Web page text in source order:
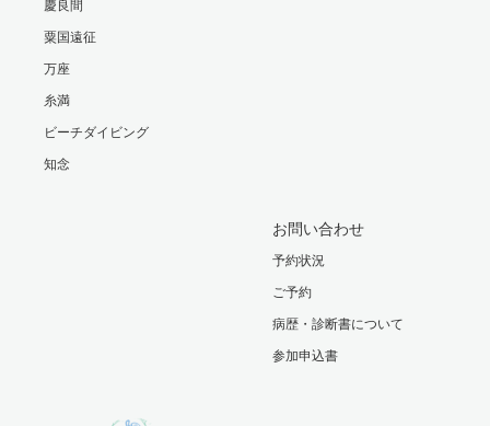
慶良間
粟国遠征
万座
糸満
ビーチダイビング
知念
お問い合わせ
予約状況
ご予約
病歴・診断書について
参加申込書